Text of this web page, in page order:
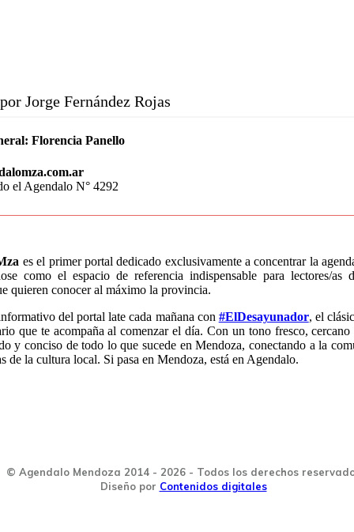
Jorge Fernández Rojas
Florencia Panello
el Agendalo N° 4292
es el primer portal dedicado exclusivamente a concentrar la
como el espacio de referencia indispensable para lectores/as
quieren conocer al máximo la provincia.
del portal late cada mañana con #ElDesayunador, el
que te acompaña al comenzar el día. Con un tono fresco,
y conciso de todo lo que sucede en Mendoza, conectando a la
de la cultura local. Si pasa en Mendoza, está en Agendalo.
© Agendalo Mendoza 2014 - 2026 - Todos los derechos
Diseño por Contenidos digitales